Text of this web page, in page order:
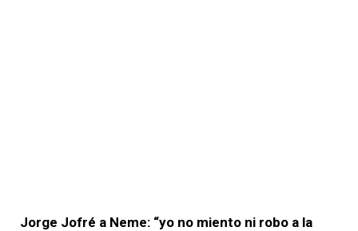
Jorge Jofré a Neme: “yo no miento ni robo a la